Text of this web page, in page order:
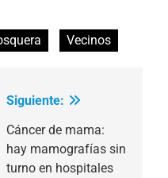
Vecinos
Siguiente:
Cáncer de mama:
hay mamografías sin
turno en hospitales